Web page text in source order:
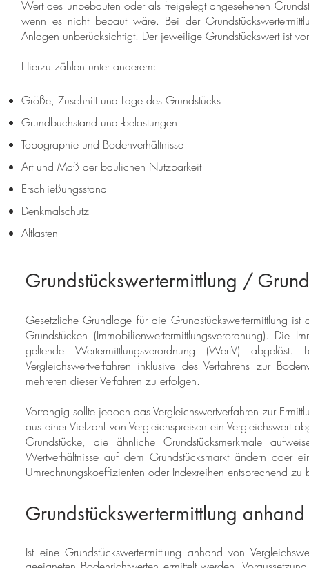
Wert des unbebauten oder als freigelegt angesehenen
wenn es nicht bebaut wäre. Bei der
Anlagen unberücksichtigt. Der jeweilige Grundstückswert ist
Hierzu zählen unter anderem:
Größe, Zuschnitt und Lage des Grundstücks
Grundbuchstand und -belastungen
Topographie und Bodenverhältnisse
Art und Maß der baulichen Nutzbarkeit
Erschließungsstand
Denkmalschutz
Altlasten
Grundstückswertermittlung /
Gesetzliche Grundlage für die Grundstückswertermittlung
Grundstücken (Immobilienwertermittlungsverordnung).
geltende Wertermittlungsverordnung (WertV)
Vergleichswertverfahren inklusive des Verfahrens zur
mehreren dieser Verfahren zu erfolgen.
Vorrangig sollte jedoch das Vergleichswertverfahren zur
aus einer Vielzahl von Vergleichspreisen ein Vergleichswert
Grundstücke, die ähnliche Grundstücksmerkmale
Wertverhältnisse auf dem Grundstücksmarkt ändern oder
Umrechnungskoeffizienten oder Indexreihen entsprechend zu
Grundstückswertermittlung
Ist eine Grundstückswertermittlung anhand von